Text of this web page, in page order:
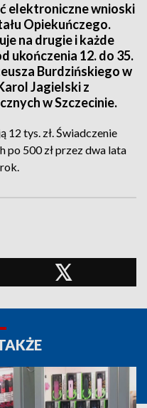
elektroniczne wnioski
Opiekuńczego.
na drugie i każde
ukończenia 12. do 35.
Burdzińskiego w
Jagielski z
w Szczecinie.
12 tys. zł. Świadczenie
po 500 zł przez dwa lata